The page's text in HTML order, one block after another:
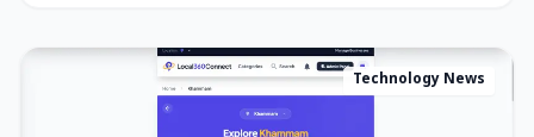
Technology News